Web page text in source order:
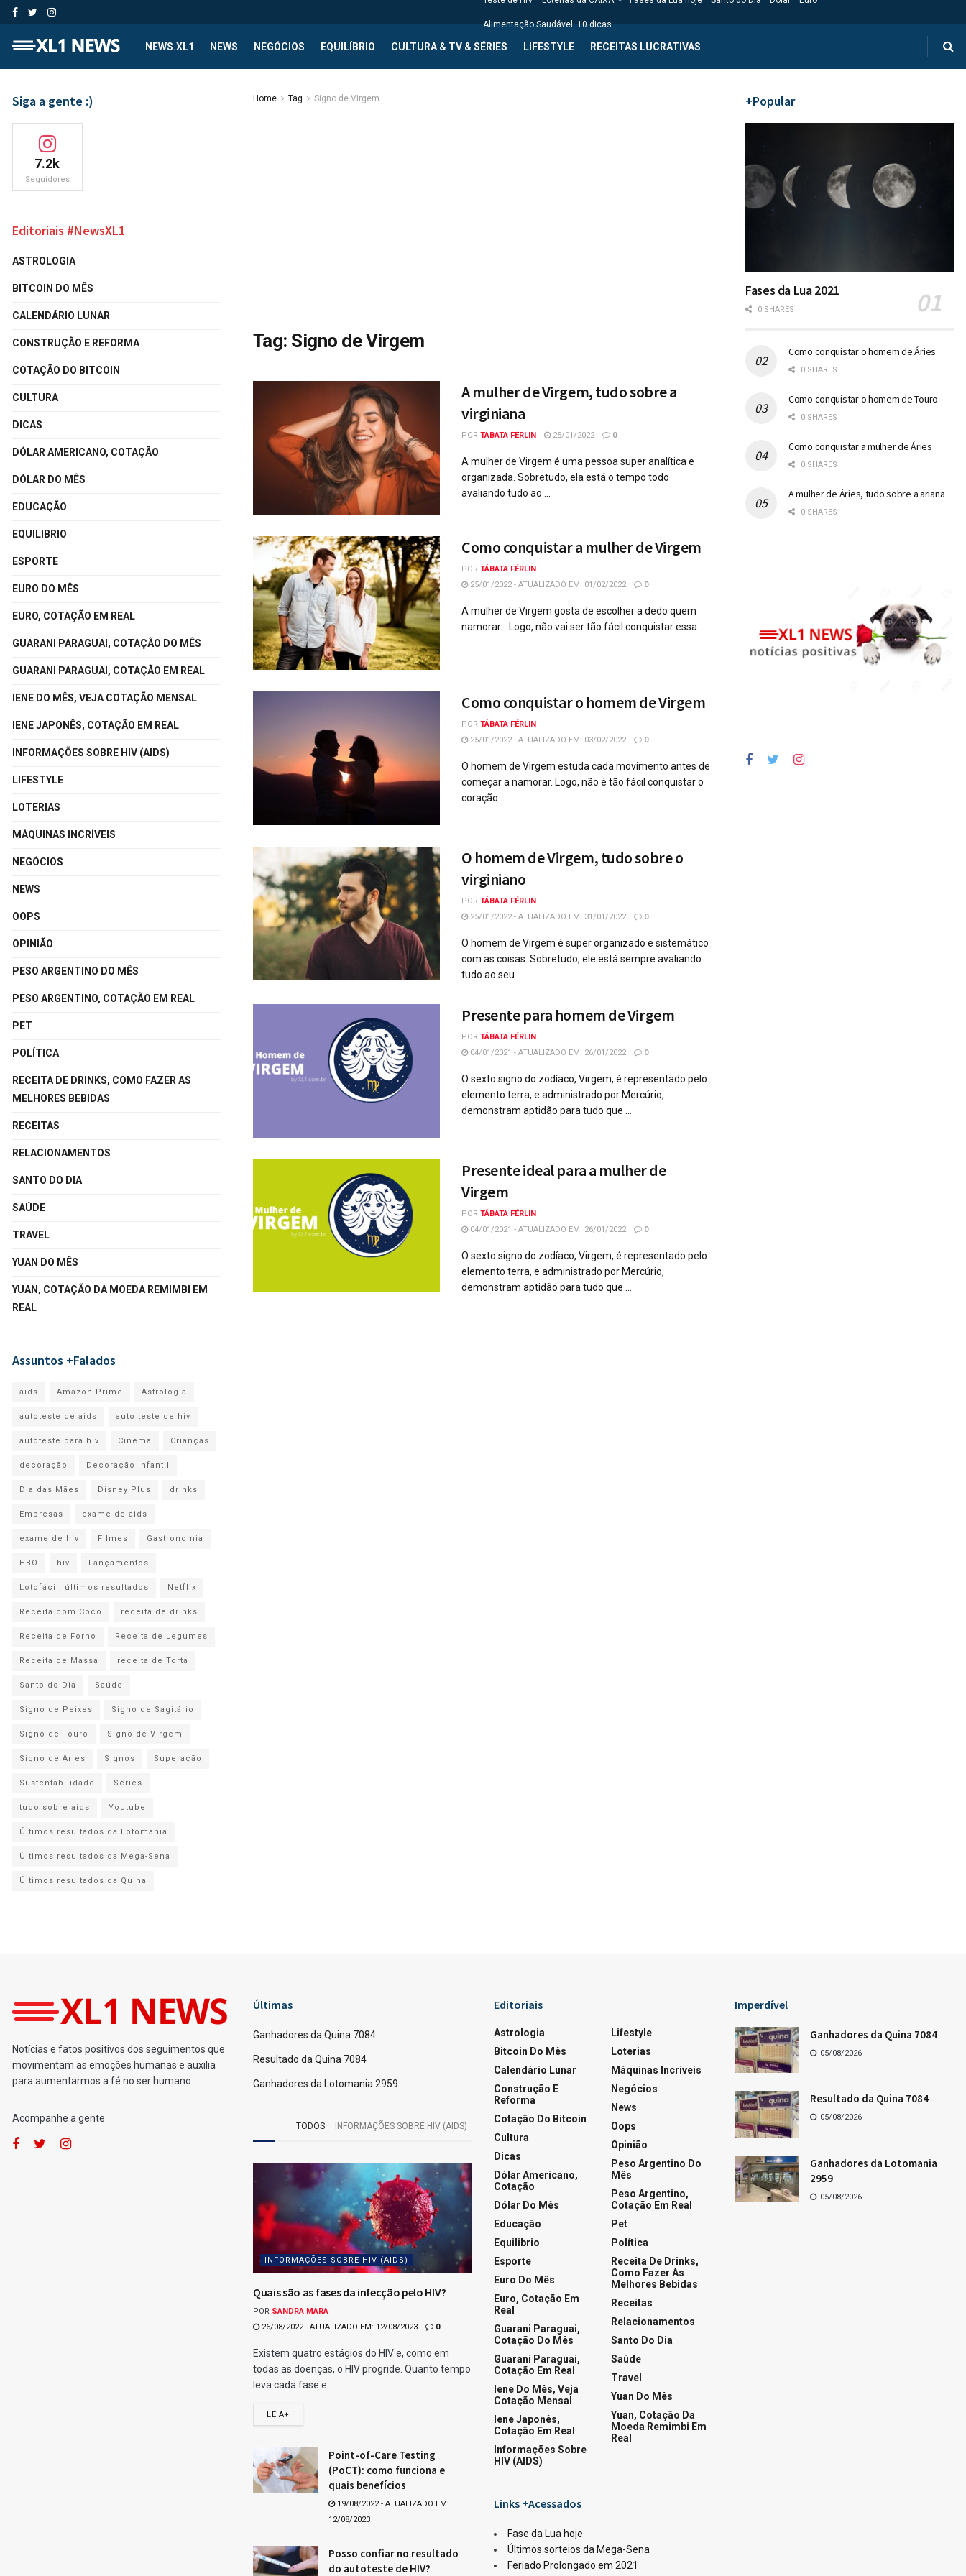
Alimentação Saudável: 10 dicas
NEWS.XL1 NEWS NEGÓCIOS EQUILÍBRIO CULTURA & TV & SÉRIES LIFESTYLE RECEITAS LUCRATIVAS
Home Tag Signo de Virgem
Tag: Signo de Virgem
A mulher de Virgem, tudo sobre a
virginiana
POR TÁBATA FÉRLIN 25/01/2022 0
A mulher de Virgem é uma pessoa super analítica e
organizada. Sobretudo, ela está o tempo todo
avaliando tudo ao ...
Como conquistar a mulher de Virgem
POR TÁBATA FÉRLIN
25/01/2022 - ATUALIZADO EM: 01/02/2022
0
A mulher de Virgem gosta de escolher a dedo quem
namorar. Logo, não vai ser tão fácil conquistar essa ...
Como conquistar o homem de Virgem
POR TÁBATA FÉRLIN
25/01/2022 - ATUALIZADO EM: 03/02/2022
0
O homem de Virgem estuda cada movimento antes de
começar a namorar. Logo, não é tão fácil conquistar o
coração ...
O homem de Virgem, tudo sobre o
virginiano
POR TÁBATA FÉRLIN
25/01/2022 - ATUALIZADO EM: 31/01/2022
0
O homem de Virgem é super organizado e sistemático
com as coisas. Sobretudo, ele está sempre avaliando
tudo ao seu ...
Presente para homem de Virgem
POR TÁBATA FÉRLIN
04/01/2021 - ATUALIZADO EM: 26/01/2022
0
O sexto signo do zodíaco, Virgem, é representado pelo
elemento terra, e administrado por Mercúrio,
demonstram aptidão para tudo que ...
Presente ideal para a mulher de
Virgem
POR TÁBATA FÉRLIN
04/01/2021 - ATUALIZADO EM: 26/01/2022
0
O sexto signo do zodíaco, Virgem, é representado pelo
elemento terra, e administrado por Mercúrio,
demonstram aptidão para tudo que ...
Siga a gente :)
7.2k
Seguidores
Editoriais #NewsXL1
ASTROLOGIA
BITCOIN DO MÊS
CALENDÁRIO LUNAR
CONSTRUÇÃO E REFORMA
COTAÇÃO DO BITCOIN
CULTURA
DICAS
DÓLAR AMERICANO, COTAÇÃO
DÓLAR DO MÊS
EDUCAÇÃO
EQUILIBRIO
ESPORTE
EURO DO MÊS
EURO, COTAÇÃO EM REAL
GUARANI PARAGUAI, COTAÇÃO DO MÊS
GUARANI PARAGUAI, COTAÇÃO EM REAL
IENE DO MÊS, VEJA COTAÇÃO MENSAL
IENE JAPONÊS, COTAÇÃO EM REAL
INFORMAÇÕES SOBRE HIV (AIDS)
LIFESTYLE
LOTERIAS
MÁQUINAS INCRÍVEIS
NEGÓCIOS
NEWS
OOPS
OPINIÃO
PESO ARGENTINO DO MÊS
PESO ARGENTINO, COTAÇÃO EM REAL
PET
POLÍTICA
RECEITA DE DRINKS, COMO FAZER AS
MELHORES BEBIDAS
RECEITAS
RELACIONAMENTOS
SANTO DO DIA
SAÚDE
TRAVEL
YUAN DO MÊS
YUAN, COTAÇÃO DA MOEDA REMIMBI EM
REAL
Assuntos +Falados
aids Amazon Prime Astrologia
autoteste de aids auto teste de hiv
autoteste para hiv Cinema Crianças
decoração Decoração Infantil
Dia das Mães Disney Plus drinks
Empresas exame de aids
exame de hiv Filmes Gastronomia
HBO hiv Lançamentos
Lotofácil, últimos resultados Netflix
Receita com Coco receita de drinks
Receita de Forno Receita de Legumes
Receita de Massa receita de Torta
Santo do Dia Saúde
Signo de Peixes Signo de Sagitário
Signo de Touro Signo de Virgem
Signo de Áries Signos Superação
Sustentabilidade Séries
tudo sobre aids Youtube
Últimos resultados da Lotomania
Últimos resultados da Mega-Sena
Últimos resultados da Quina
+Popular
Fases da Lua 2021
0 SHARES
Como conquistar o homem de Áries
0 SHARES
Como conquistar o homem de Touro
0 SHARES
Como conquistar a mulher de Áries
0 SHARES
A mulher de Áries, tudo sobre a ariana
0 SHARES
Notícias e fatos positivos dos seguimentos que
movimentam as emoções humanas e auxilia
para aumentarmos a fé no ser humano.
Acompanhe a gente
Últimas
Ganhadores da Quina 7084
Resultado da Quina 7084
Ganhadores da Lotomania 2959
TODOS INFORMAÇÕES SOBRE HIV (AIDS)
INFORMAÇÕES SOBRE HIV (AIDS)
Quais são as fases da infecção pelo HIV?
POR SANDRA MARA
26/08/2022 - ATUALIZADO EM: 12/08/2023
0
Existem quatro estágios do HIV e, como em
todas as doenças, o HIV progride. Quanto tempo
leva cada fase e...
LEIA+
Point-of-Care Testing
(PoCT): como funciona e
quais benefícios
19/08/2022 - ATUALIZADO EM:
12/08/2023
Posso confiar no resultado
do autoteste de HIV?
Editoriais
Astrologia
Bitcoin Do Mês
Calendário Lunar
Construção E
Reforma
Cotação Do Bitcoin
Cultura
Dicas
Dólar Americano,
Cotação
Dólar Do Mês
Educação
Equilibrio
Esporte
Euro Do Mês
Euro, Cotação Em
Real
Guarani Paraguai,
Cotação Do Mês
Guarani Paraguai,
Cotação Em Real
Iene Do Mês, Veja
Cotação Mensal
Iene Japonês,
Cotação Em Real
Informações Sobre
HIV (AIDS)
Lifestyle
Loterias
Máquinas Incríveis
Negócios
News
Oops
Opinião
Peso Argentino Do
Mês
Peso Argentino,
Cotação Em Real
Pet
Política
Receita De Drinks,
Como Fazer As
Melhores Bebidas
Receitas
Relacionamentos
Santo Do Dia
Saúde
Travel
Yuan Do Mês
Yuan, Cotação Da
Moeda Remimbi Em
Real
Links +Acessados
Fase da Lua hoje
Últimos sorteios da Mega-Sena
Feriado Prolongado em 2021
Imperdível
Ganhadores da Quina 7084
05/08/2026
Resultado da Quina 7084
05/08/2026
Ganhadores da Lotomania
2959
05/08/2026